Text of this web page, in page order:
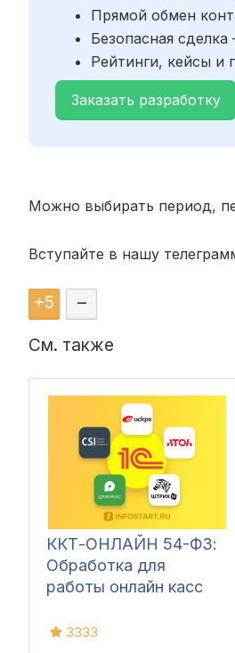
Прямой обмен
Безопасная
Рейтинги, кейсы и
Заказать разработку
Можно выбирать период,
Вступайте в нашу
+5 –
См. также
ККТ-ОНЛАЙН 54-ФЗ:
Обработка для
работы онлайн касс
3333